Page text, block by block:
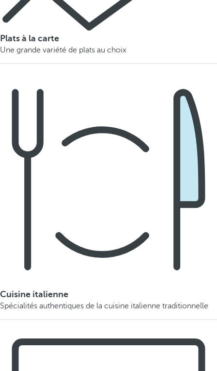
Plats à la carte
Une grande variété de plats au choix
Cuisine italienne
Spécialités authentiques de la cuisine italienne traditionnelle